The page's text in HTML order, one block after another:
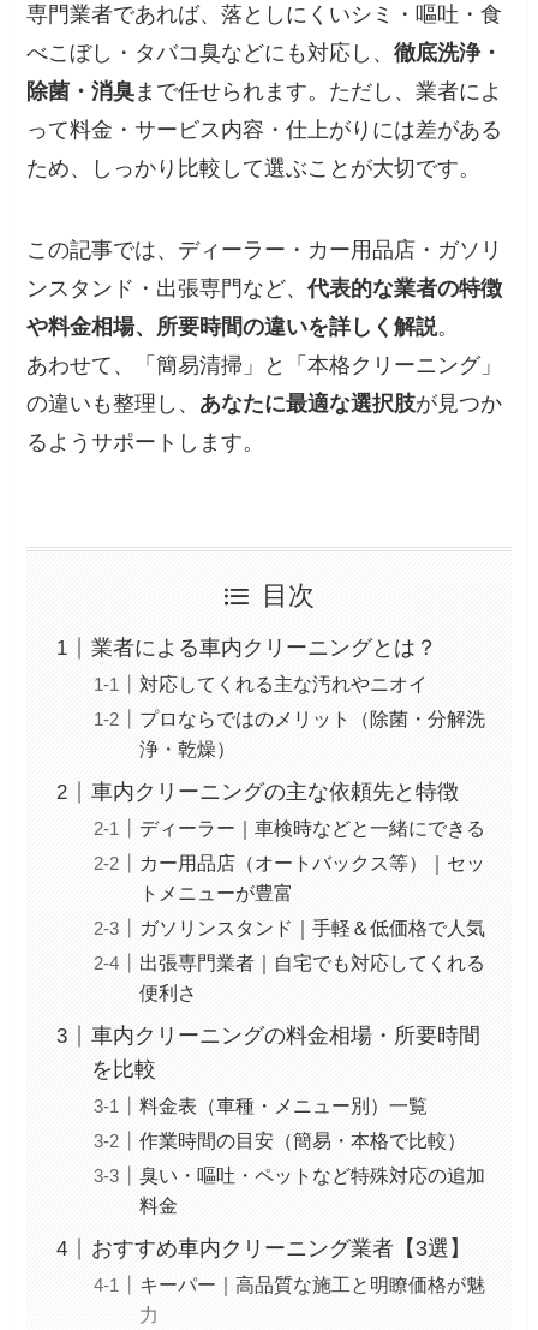
専門業者であれば、落としにくいシミ・嘔吐・食
べこぼし・タバコ臭などにも対応し、徹底洗浄・
除菌・消臭 まで任せられます。ただし、業者によ
って料金・サービス内容・仕上がりには差がある
ため、しっかり比較して選ぶことが大切です。
この記事では、ディーラー・カー用品店・ガソリ
ンスタンド・出張専門など、代表的な業者の特徴
や料金相場、所要時間の違いを詳しく解説。
あわせて、「簡易清掃」と「本格クリーニング」
の違いも整理し、 あなたに最適な選択肢が見つか
るようサポートします。
目次
業者による車内クリーニングとは？
対応してくれる主な汚れやニオイ
プロならではのメリット（除菌・分解洗
浄・乾燥）
車内クリーニングの主な依頼先と特徴
ディーラー｜車検時などと一緒にできる
カー用品店（オートバックス等）｜セッ
トメニューが豊富
ガソリンスタンド｜手軽＆低価格で人気
出張専門業者｜自宅でも対応してくれる
便利さ
車内クリーニングの料金相場・所要時間
を比較
料金表（車種・メニュー別）一覧
作業時間の目安（簡易・本格で比較）
臭い・嘔吐・ペットなど特殊対応の追加
料金
おすすめ車内クリーニング業者【3選】
キーパー｜高品質な施工と明瞭価格が魅
力